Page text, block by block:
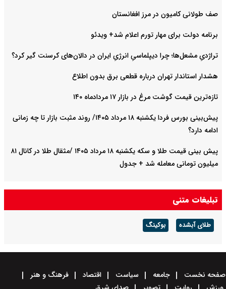
صف طولانی کامیون در مرز افغانستان
برنامه دولت برای مهار تورم اعلام شد+ ویدئو
تراژدیِ مشعل‌ها؛ چرا دیپلماسیِ انرژیِ ایران در دالان‌های کرسنت گیر کرد؟
هشدار استاندار تهران درباره قطعی برق بدون اطلاع
تازه‌ترین قیمت گوشت مرغ در بازار ۱۷ مردادماه ۱۴۰
پیش‌بینی بورس فردا یکشنبه ۱۸ مرداد ۱۴۰۵/ روند مثبت بازار تا چه زمانی
ادامه دارد؟
پیش‌ بینی قیمت طلا و سکه یکشنبه ۱۸ مرداد ۱۴۰۵ /مثقال طلا در کانال ۸۱
میلیون تومانی معامله شد + جدول
تبلیغات متنی
طلای آبشده بوکینگ
صفحه نخست جامعه سیاست اقتصاد
فرهنگ و هنر